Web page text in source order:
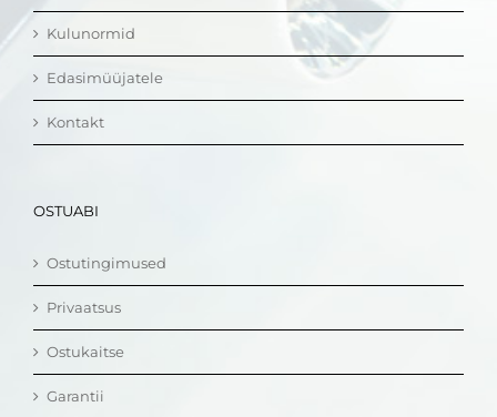
Kulunormid
Edasimüüjatele
Kontakt
OSTUABI
Ostutingimused
Privaatsus
Ostukaitse
Garantii